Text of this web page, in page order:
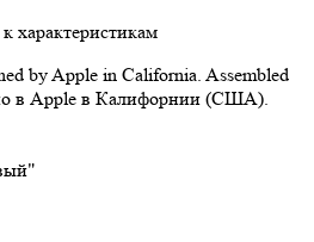
характеристикам
by Apple in California. Assembled
в Apple в Калифорнии (США).